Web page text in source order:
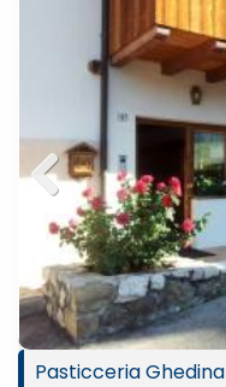
Previ
ous
Pasticceria Ghedina